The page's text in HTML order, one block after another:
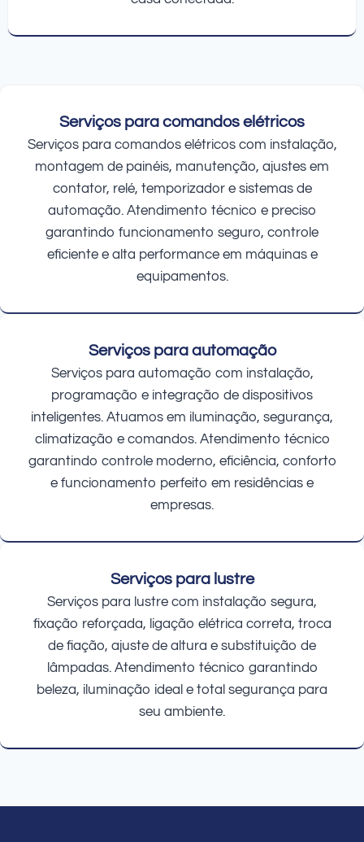
Serviços para comandos elétricos
Serviços para comandos elétricos com instalação,
montagem de painéis, manutenção, ajustes em
contator, relé, temporizador e sistemas de
automação. Atendimento técnico e preciso
garantindo funcionamento seguro, controle
eficiente e alta performance em máquinas e
equipamentos.
Serviços para automação
Serviços para automação com instalação,
programação e integração de dispositivos
inteligentes. Atuamos em iluminação, segurança,
climatização e comandos. Atendimento técnico
garantindo controle moderno, eficiência, conforto
e funcionamento perfeito em residências e
empresas.
Serviços para lustre
Serviços para lustre com instalação segura,
fixação reforçada, ligação elétrica correta, troca
de fiação, ajuste de altura e substituição de
lâmpadas. Atendimento técnico garantindo
beleza, iluminação ideal e total segurança para
seu ambiente.